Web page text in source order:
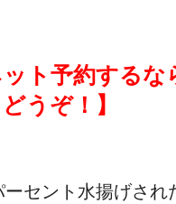
ット予約する
どうぞ！】
セント水揚げされ